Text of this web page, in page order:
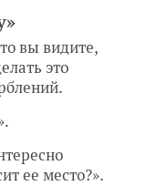
вы видите,
это
ее место?».